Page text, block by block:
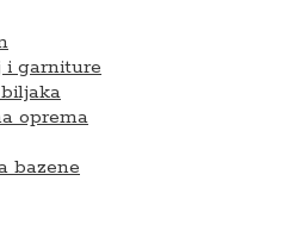
i garniture
oprema
bazene